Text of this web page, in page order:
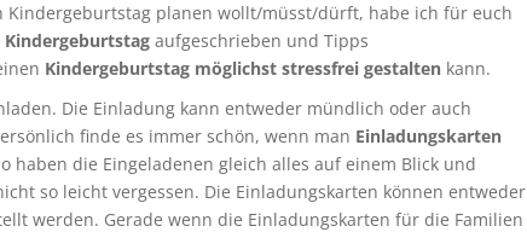
Kindergeburtstag planen wollt/müsst/dürft, habe ich für euch
aufgeschrieben und Tipps
Kindergeburtstag möglichst stressfrei gestalten kann.
Die Einladung kann entweder mündlich oder auch
finde es immer schön, wenn man Einladungskarten
haben die Eingeladenen gleich alles auf einem Blick und
so leicht vergessen. Die Einladungskarten können entweder
werden. Gerade wenn die Einladungskarten für die Familien